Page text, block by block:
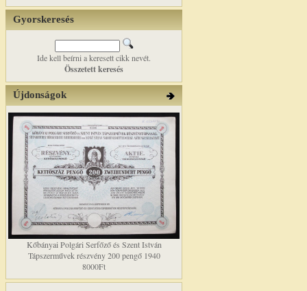
Gyorskeresés
Ide kell beírni a keresett cikk nevét.
Összetett keresés
Újdonságok
Kőbányai Polgári Serfőző és Szent István
Tápszerművek részvény 200 pengő 1940
8000Ft